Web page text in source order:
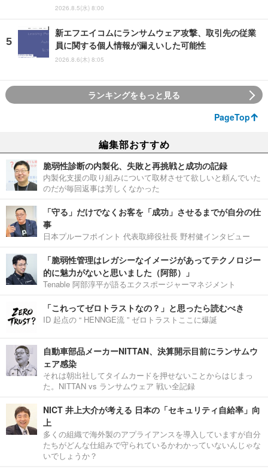
2026.8.5(水) 8:00
新エフエイコムにランサムウェア攻撃、取引先の従業
員に関する個人情報が漏えいした可能性
2026.8.6(木) 8:05
ランキングをもっと見る
PageTop
編集部おすすめ
脆弱性診断の内製化、失敗と再挑戦と成功の記録
内製化支援の取り組みについて取材させて欲しいと頼んでいた
のだが毎回返事は芳しくなかった
「守る」だけでなくお客を「成功」させるまでが自分の仕
事
日本プルーフポイント 代表取締役社長 野村健インタビュー
「脆弱性管理はレガシーなイメージがあってテクノロジー
的に魅力がないと思いました（阿部）」
Tenable 阿部淳平が語るエクスポージャーマネジメント
「これってゼロトラストなの？」と思ったら読むべき
ID 起点の “ HENNGE流 ” ゼロトラストここに爆誕
自動車部品メーカーNITTAN、決算開示目前にランサムウ
ェア感染
それは朝出社してタイムカードを押せないことからはじまっ
た。NITTAN vs ランサムウェア 戦い全記録
NICT 井上大介が考える 日本の「セキュリティ自給率」向
上
多くの組織で海外製のアプライアンスを導入していますが自分
たちがどんな仕組みで守られているかわかっていないんじゃな
いでしょうか？